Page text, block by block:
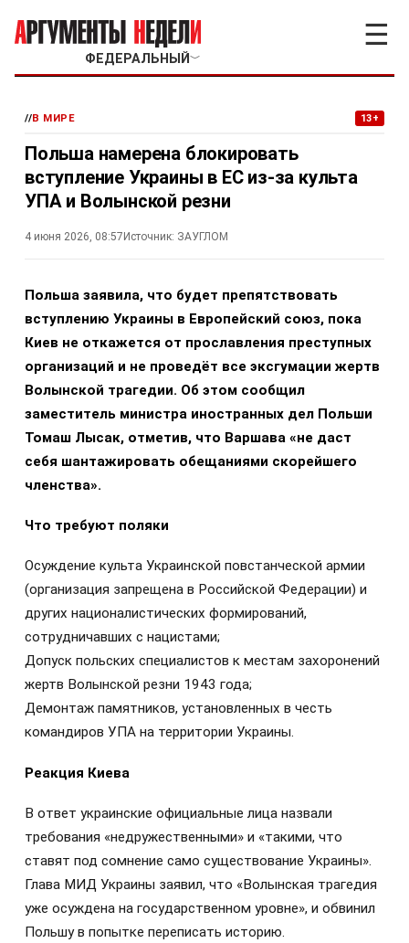
ФЕДЕРАЛЬНЫЙ ﹀
☰
//В МИРЕ 13+
Польша намерена блокировать
вступление Украины в ЕС из-за культа
УПА и Волынской резни
4 июня 2026, 08:57 Источник: ЗАУГЛОМ
Польша заявила, что будет препятствовать
вступлению Украины в Европейский союз, пока
Киев не откажется от прославления преступных
организаций и не проведёт все эксгумации жертв
Волынской трагедии. Об этом сообщил
заместитель министра иностранных дел Польши
Томаш Лысак, отметив, что Варшава «не даст
себя шантажировать обещаниями скорейшего
членства».
Что требуют поляки
Осуждение культа Украинской повстанческой армии
(организация запрещена в Российской Федерации) и
других националистических формирований,
сотрудничавших с нацистами;
Допуск польских специалистов к местам захоронений
жертв Волынской резни 1943 года;
Демонтаж памятников, установленных в честь
командиров УПА на территории Украины.
Реакция Киева
В ответ украинские официальные лица назвали
требования «недружественными» и «такими, что
ставят под сомнение само существование Украины».
Глава МИД Украины заявил, что «Волынская трагедия
уже осуждена на государственном уровне», и обвинил
Польшу в попытке переписать историю.